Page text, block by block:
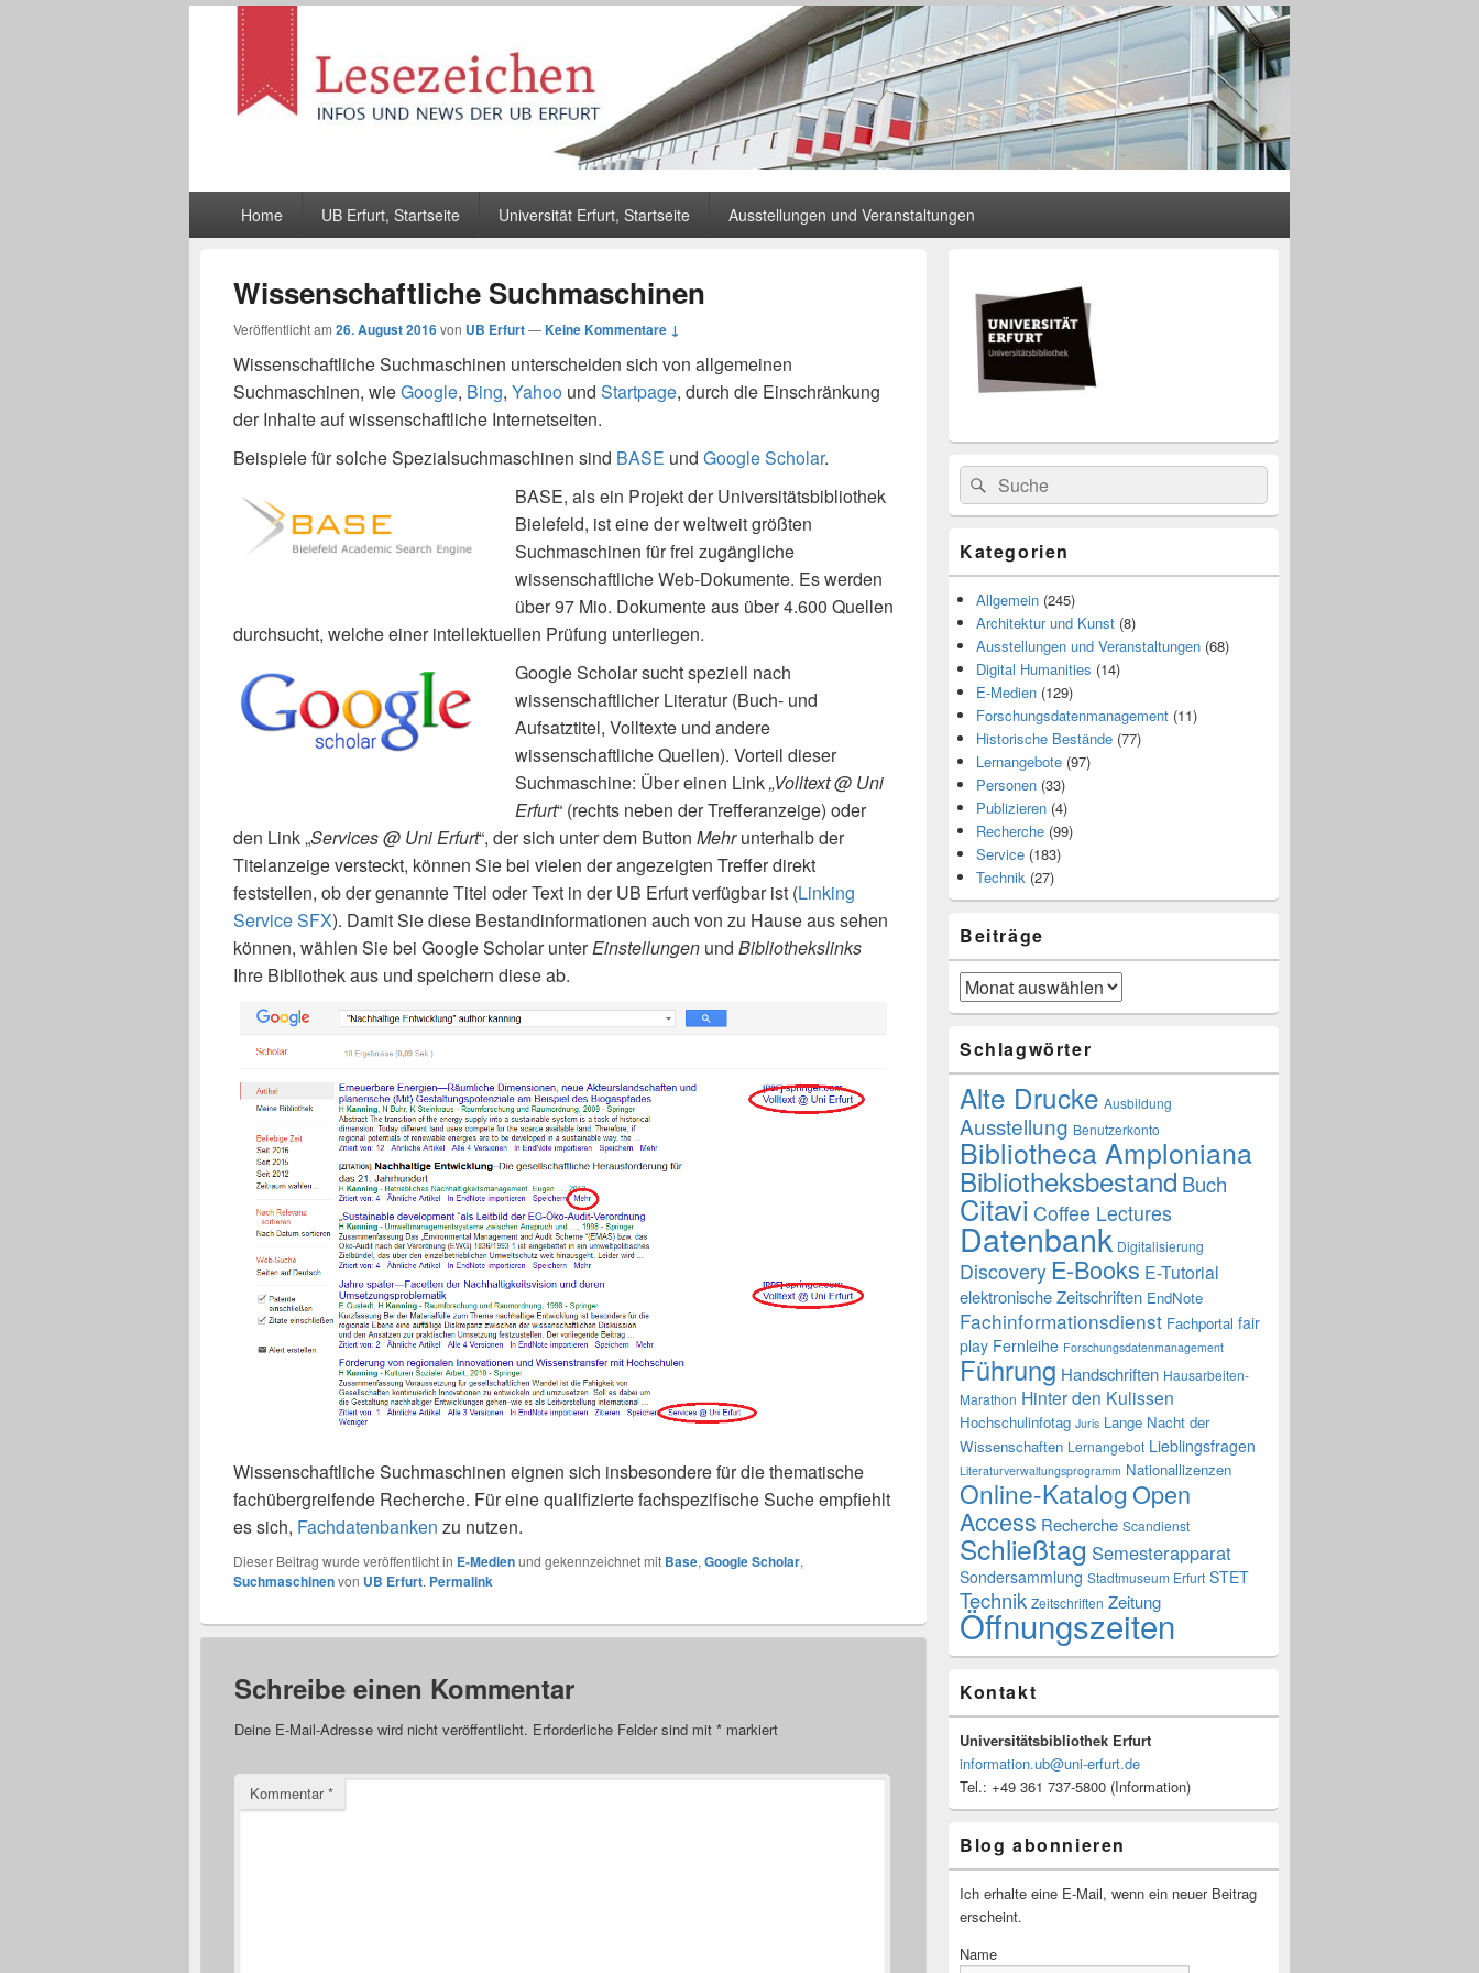
Lesezeichen
Infos und News der UB Erfurt
Home UB Erfurt, Startseite Universität Erfurt, Startseite Ausstellungen und Veranstaltungen
Wissenschaftliche Suchmaschinen
Veröffentlicht am 26. August 2016von UB Erfurt—Keine Kommentare ↓
Wissenschaftliche Suchmaschinen unterscheiden sich von allgemeinen
Suchmaschinen, wieGoogle, Bing, Yahoo und Startpage, durch die Einschränkung
der Inhalte auf wissenschaftliche Internetseiten.
Beispiele für solche Spezialsuchmaschinen sind BASE und Google Scholar.
BASE, als ein Projekt der Universitätsbibliothek
Bielefeld, ist eine der weltweit größten
Suchmaschinen für frei zugängliche
wissenschaftliche Web-Dokumente. Es werden
über 97 Mio. Dokumente aus über 4.600 Quellen
durchsucht, welche einer intellektuellen Prüfung unterliegen.
Google Scholar sucht speziell nach
wissenschaftlicher Literatur (Buch- und
Aufsatztitel, Volltexte und andere
wissenschaftliche Quellen). Vorteil dieser
Suchmaschine: Über einen Link„Volltext @ Uni
Erfurt“ (rechts neben der Trefferanzeige) oder
den Link „Services @ Uni Erfurt“, der sich unter dem Button Mehrunterhalb der
Titelanzeige versteckt, können Sie bei vielen der angezeigten Treffer direkt
feststellen, ob der genannte Titel oder Text in der UB Erfurt verfügbar ist (Linking
Service SFX). Damit Sie diese Bestandinformationen auch von zu Hause aus sehen
können, wählen Sie bei Google Scholar unterEinstellungen und Bibliothekslinks
Ihre Bibliothek aus und speichern diese ab.
Wissenschaftliche Suchmaschinen eignen sich insbesondere für die thematische
fachübergreifende Recherche. Für eine qualifizierte fachspezifische Suche empfiehlt
es sich, Fachdatenbanken zu nutzen.
Dieser Beitrag wurde veröffentlicht in E-Medienund gekennzeichnet mit Base, Google Scholar,
Suchmaschinenvon UB Erfurt. Permalink
Schreibe einen Kommentar
Deine E-Mail-Adresse wird nicht veröffentlicht. Erforderliche Felder sind mit * markiert
Kommentar*
Widget-
Bereich
Search
for:
Suche
Kategorien
Allgemein (245)
Architektur und Kunst (8)
Ausstellungen und Veranstaltungen (68)
Digital Humanities (14)
E-Medien (129)
Forschungsdatenmanagement (11)
Historische Bestände (77)
Lernangebote (97)
Personen (33)
Publizieren (4)
Recherche (99)
Service (183)
Technik (27)
Beiträge
Beiträge
Schlagwörter
Alte Drucke Ausbildung
Ausstellung Benutzerkonto
Bibliotheca Amploniana
Bibliotheksbestand Buch
Citavi Coffee Lectures
Datenbank Digitalisierung
Discovery E-Books E-Tutorial
elektronische Zeitschriften EndNote
Fachinformationsdienst Fachportal fair
play Fernleihe Forschungsdatenmanagement
Führung Handschriften Hausarbeiten-
Marathon Hinter den Kulissen
Hochschulinfotag Juris Lange Nacht der
Wissenschaften Lernangebot Lieblingsfragen
Literaturverwaltungsprogramm Nationallizenzen
Online-KatalogOpen
Access Recherche Scandienst
Schließtag Semesterapparat
Sondersammlung Stadtmuseum Erfurt STET
Technik Zeitschriften Zeitung
Öffnungszeiten
Kontakt
Universitätsbibliothek Erfurt
information.ub@uni-erfurt.de
Tel.: +49 361 737-5800 (Information)
Blog abonnieren
Ich erhalte eine E-Mail, wenn ein neuer Beitrag
erscheint.
Name